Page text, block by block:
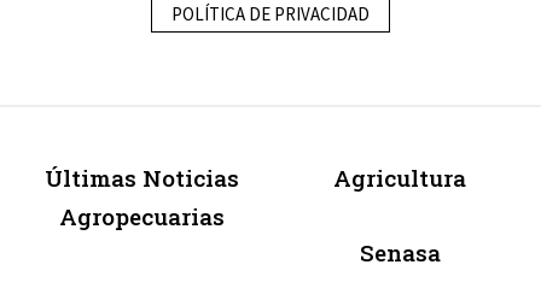
POLÍTICA DE PRIVACIDAD
Últimas Noticias
Agropecuarias
Agricultura
Senasa